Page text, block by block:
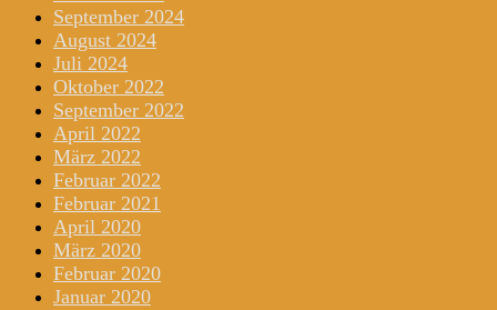
September 2024
August 2024
Juli 2024
Oktober 2022
September 2022
April 2022
März 2022
Februar 2022
Februar 2021
April 2020
März 2020
Februar 2020
Januar 2020